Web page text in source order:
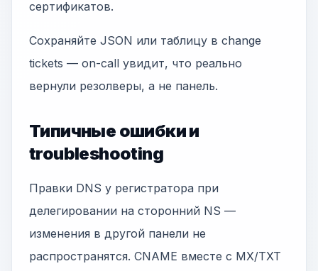
сертификатов.
Сохраняйте JSON или таблицу в change
tickets — on-call увидит, что реально
вернули резолверы, а не панель.
Типичные ошибки и
troubleshooting
Правки DNS у регистратора при
делегировании на сторонний NS —
изменения в другой панели не
распространятся. CNAME вместе с MX/TXT